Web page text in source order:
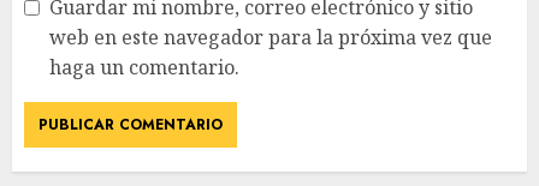
Guardar mi nombre, correo electrónico y sitio
web en este navegador para la próxima vez que
haga un comentario.